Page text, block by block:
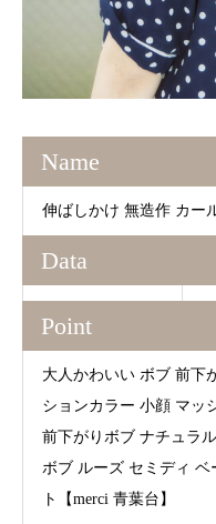
Name
伸ばしかけ 無造作 カー
Data
Point
大人かわいい ボブ 前下
ションカラー 小顔 マッ
前下がりボブ ナチュラ
ボブ ルーズ セミディ
ト【merci 青葉台】